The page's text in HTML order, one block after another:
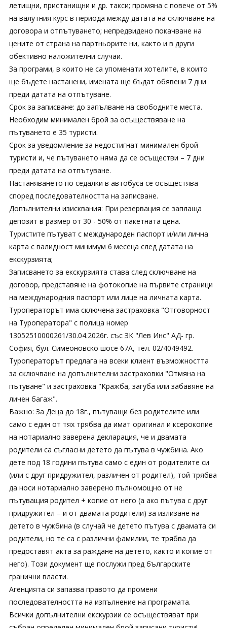
летищни, пристанищни и др. такси; промяна с повече от 5%
на валутния курс в периода между датата на сключване на
договора и отпътуването; непредвидено покачване на
цените от страна на партньорите ни, както и в други
обективно наложителни случаи.
За програми, в които не са упоменати хотелите, в които
ще бъдете настанени, имената ще бъдат обявени 7 дни
преди датата на отпътуване.
Срок за записване: до запълване на свободните места.
Необходим минимален брой за осъществяване на
пътуването е 35 туристи.
Срок за уведомление за недостигнат минимален брой
туристи и, че пътуването няма да се осъществи – 7 дни
преди датата на отпътуване.
Настаняването по седалки в автобуса се осъщестява
според последователността на записване.
Допълнителни изисквания: При резервация се заплаща
депозит в размер от 30 - 50% от пакетната цена.
Туристите пътуват с международен паспорт и/или лична
карта с валидност минимум 6 месеца след датата на
екскурзията;
Записването за екскурзията става след сключване на
договор, представяне на фотокопие на първите страници
на международния паспорт или лице на личната карта.
Туроператорът има сключена застраховка "Отговорност
на Туроператора" с полица номер
13052510000261/30.04.2026г. със ЗК "Лев Инс" АД- гр.
София, бул. Симеоновско шосе 67А, тел. 02/4049492.
Туроператорът предлага на всеки клиент възможността
за сключване на допълнителни застраховки "Отмяна на
пътуване" и застраховка "Кражба, загуба или забавяне на
личен багаж".
Важно: За Деца до 18г., пътуващи без родителите или
само с един от тях трябва да имат оригинал и ксерокопие
на нотариално заверена декларация, че и двамата
родители са съгласни детето да пътува в чужбина. Ако
дете под 18 години пътува само с един от родителите си
(или с друг придружител, различен от родител), той трябва
да носи нотариално заверено пълномощно от не
пътуващия родител + копие от него (а ако пътува с друг
придружител – и от двамата родители) за излизане на
детето в чужбина (в случай че детето пътува с двамата си
родители, но те са с различни фамилии, те трябва да
предоставят акта за раждане на детето, както и копие от
него). Този документ ще послужи пред българските
гранични власти.
Агенцията си запазва правото да промени
последователността на изпълнение на програмата.
Всички допълнителни екскурзии се осъществяват при